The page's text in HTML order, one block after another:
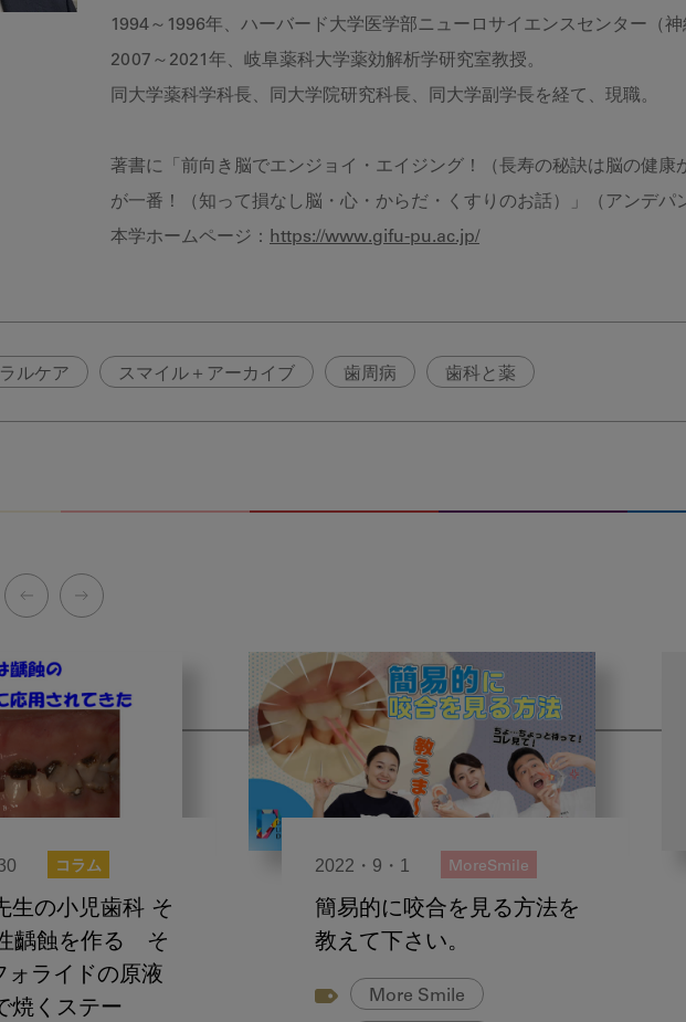
1994～1996年、ハーバード大学医学部ニューロサイエンスセンター（
2007～2021年、岐阜薬科大学薬効解析学研究室教授。
同大学薬科学科長、同大学院研究科長、同大学副学長を経て、現職。
著書に「前向き脳でエンジョイ・エイジング！（長寿の秘訣は脳の健
が一番！（知って損なし脳・心・からだ・くすりのお話）」（アンデパ
本学ホームページ：
https://www.gifu-pu.ac.jp/
ルケア スマイル＋アーカイブ 歯周病 歯科と薬
コラム
生の小児歯科 そ
齲蝕を作る そ
ライドの原液
焼くステー
2022・9・1 MoreSmile
簡易的に咬合を見る方法を
教えて下さい。
More Smile